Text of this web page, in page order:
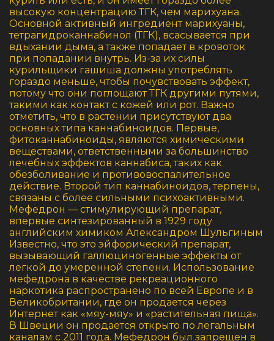
высокую концентрацию ТГК, чем марихуана.
Основной активный ингредиент марихуаны,
тетрагидроканнабинол (ТГК), всасывается при
вдыхании дыма, а также попадает в кровоток
при попадании внутрь. Из-за их силы
курильщики гашиша должны употреблять
гораздо меньше, чтобы почувствовать эффект,
потому что они поглощают ТГК другими путями,
такими как контакт с кожей или рот. Важно
отметить, что в растении присутствуют два
основных типа каннабиноидов. Первые,
фитоканнабиноиды, являются химическими
веществами, ответственными за большинство
лечебных эффектов каннабиса, таких как
обезболивание и противовоспалительное
действие. Второй тип каннабиноидов, терпены,
связаны с более сильными психоактивными.
Мефедрон — стимулирующий препарат,
впервые синтезированный в 1929 году
английским химиком Александром Шульгиным
Известно, что это эйфорический препарат,
вызывающий галлюциногенные эффекты от
легкой до умеренной степени. Использование
мефедрона в качестве рекреационного
наркотика распространено по всей Европе и в
Великобритании, где он продается через
Интернет как «мяу-мяу» и «растительная пища».
В Швеции он продается открыто по легальным
каналам с 2011 года. Мефедрон был запрещен в